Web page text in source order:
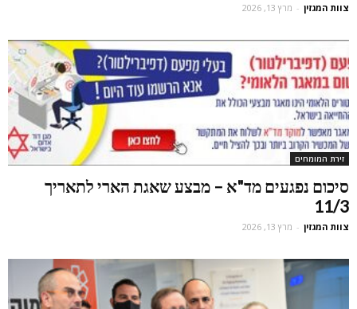
צוות המגזין - מרץ 13, 2026
זירת המומחים
סיכום נפגעים מד"א – מבצע שאגת הארי לתאריך
11/3
צוות המגזין - מרץ 13, 2026